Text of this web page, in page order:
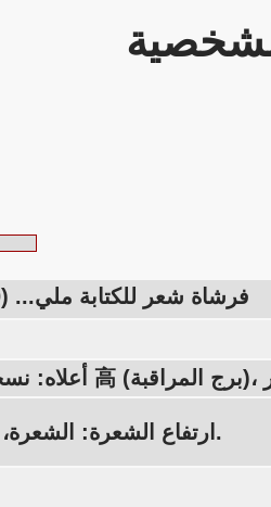
فرشاة شعر للكتابة ملي... (1/1000)
ارتفاع الشعرة: الشعرة، أو 1 مم.